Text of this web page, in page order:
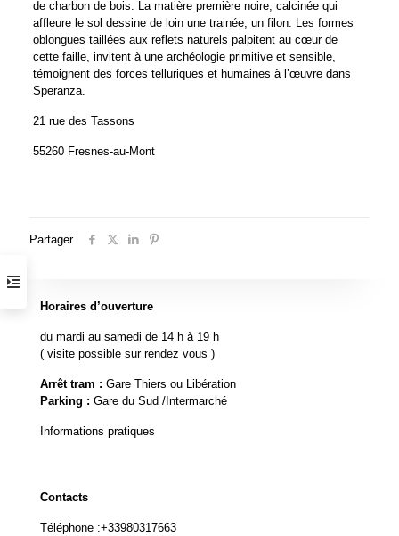
de charbon de bois. La matière première noire, calcinée qui
affleure le sol dessine de loin une trainée, un filon. Les formes
oblongues taillées aux reflets naturels palpitent au cœur de
cette faille, invitent à une archéologie primitive et sensible,
témoignent des forces telluriques et humaines à l’œuvre dans
Speranza.
21 rue des Tassons
55260 Fresnes-au-Mont
Partager
Horaires d’ouverture
du mardi au samedi de 14 h à 19 h
( visite possible sur rendez vous )
Arrêt tram : Gare Thiers ou Libération
Parking : Gare du Sud /Intermarché
Informations pratiques
Contacts
Téléphone :+33980317663